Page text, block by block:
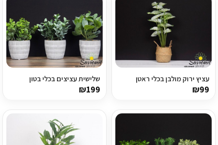
עציץ ירוק מולבן בכלי ראטן
₪99
שלישית עציצים בכלי בטון
₪199